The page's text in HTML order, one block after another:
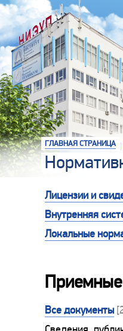
ГЛАВНАЯ СТРАНИЦА
Лицензии и
Внутренняя
Локальные
Все документы